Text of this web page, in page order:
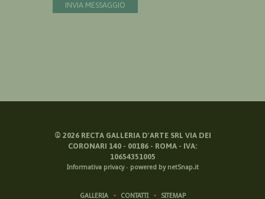
INVIA MESSAGGIO
© 2026RECTA GALLERIA D'ARTE SRL VIA DEI
CORONARI 140 - 00186 - ROMA - IVA:
10654351005
Informativa privacy- powered by netSnap.it
GALLERIA CONTATTI SITEMAP